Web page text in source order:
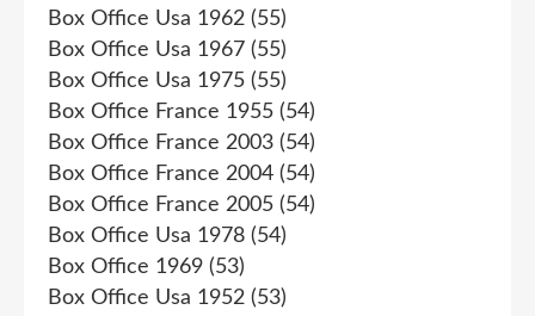
Box Office Usa 1962 (55)
Box Office Usa 1967 (55)
Box Office Usa 1975 (55)
Box Office France 1955 (54)
Box Office France 2003 (54)
Box Office France 2004 (54)
Box Office France 2005 (54)
Box Office Usa 1978 (54)
Box Office 1969 (53)
Box Office Usa 1952 (53)